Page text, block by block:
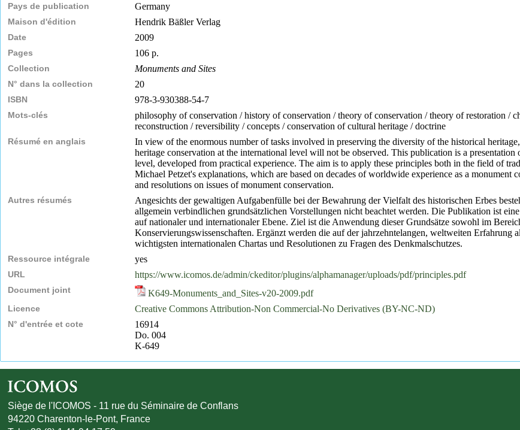
Pays de publication Germany
Maison d'édition Hendrik Bäßler Verlag
Date 2009
Pages 106 p.
Collection Monuments and Sites
N° dans la collection 20
ISBN 978-3-930388-54-7
Mots-clés
philosophy of conservation / history of conservation / theory of conservation / theory of restoration /
reconstruction / reversibility / concepts / conservation of cultural heritage / doctrine
Résumé en anglais
In view of the enormous number of tasks involved in preserving the diversity of the historical
heritage conservation at the international level will not be observed. This publication is a
level, developed from practical experience. The aim is to apply these principles both in the field of
Michael Petzet's explanations, which are based on decades of worldwide experience as a monument
and resolutions on issues of monument conservation.
Autres résumés
Angesichts der gewaltigen Aufgabenfülle bei der Bewahrung der Vielfalt des historischen Erbes
allgemein verbindlichen grundsätzlichen Vorstellungen nicht beachtet werden. Die Publikation ist
auf nationaler und internationaler Ebene. Ziel ist die Anwendung dieser Grundsätze sowohl im
Konservierungswissenschaften. Ergänzt werden die auf der jahrzehntelangen, weltweiten Erfahrung
wichtigsten internationalen Chartas und Resolutionen zu Fragen des Denkmalschutzes.
Ressource intégrale yes
URL https://www.icomos.de/admin/ckeditor/plugins/alphamanager/uploads/pdf/principles.pdf
Document joint K649-Monuments_and_Sites-v20-2009.pdf
Licence Creative Commons Attribution-Non Commercial-No Derivatives (BY-NC-ND)
N° d'entrée et cote
16914
Do. 004
K-649
Siège de l'ICOMOS - 11 rue du Séminaire de Conflans
94220 Charenton-le-Pont, France